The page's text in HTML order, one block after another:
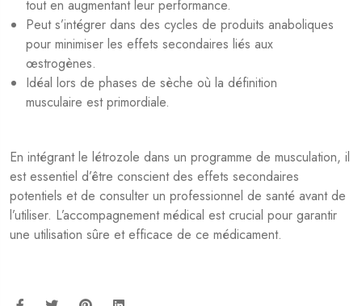
tout en augmentant leur performance.
Peut s’intégrer dans des cycles de produits anaboliques
pour minimiser les effets secondaires liés aux
œstrogènes.
Idéal lors de phases de sèche où la définition
musculaire est primordiale.
En intégrant le létrozole dans un programme de musculation, il
est essentiel d’être conscient des effets secondaires
potentiels et de consulter un professionnel de santé avant de
l’utiliser. L’accompagnement médical est crucial pour garantir
une utilisation sûre et efficace de ce médicament.